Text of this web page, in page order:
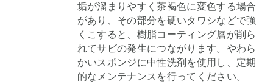
垢が溜まりやすく茶褐色に変色する場合
があり、その部分を硬いタワシなどで強
くこすると、樹脂コーティング層が削ら
れてサビの発生につながります。やわら
かいスポンジに中性洗剤を使用し、定期
的なメンテナンスを行ってください。